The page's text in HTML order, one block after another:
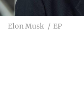
Elon Musk EP